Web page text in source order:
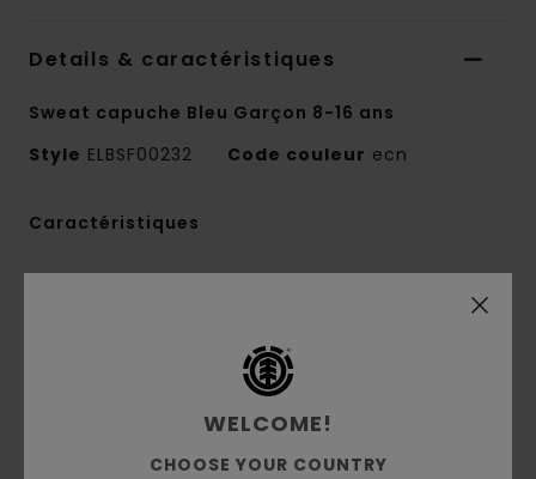
Details & caractéristiques
Sweat capuche Bleu Garçon 8-16 ans
Style ELBSF00232 Code couleur ecn
Caractéristiques
25% coton recyclé, 20% polyester recyclé [280
Poche kangourou
Capuche doublée en jersey
WELCOME!
CHOOSE YOUR COUNTRY